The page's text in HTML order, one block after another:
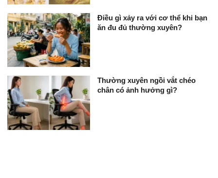
Điều gì xảy ra với cơ thể khi bạn
ăn đu đủ thường xuyên?
Thường xuyên ngồi vắt chéo
chân có ảnh hưởng gì?